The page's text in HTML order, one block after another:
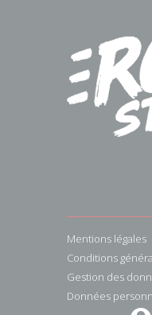
Mentions légales
Conditions
Gestion des
Données